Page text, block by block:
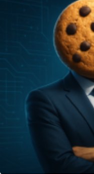
Datensätze